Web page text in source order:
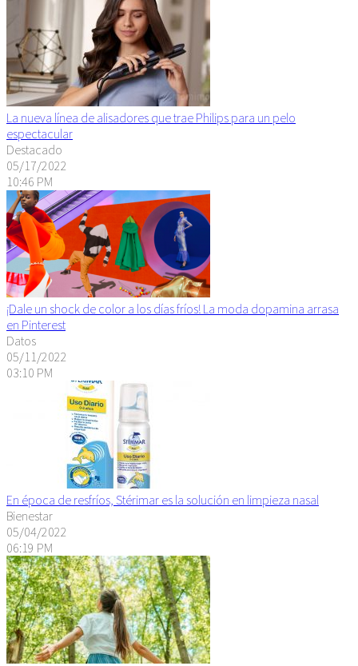
La nueva línea de alisadores que trae Philips para un pelo
espectacular
Destacado
05/17/2022
10:46 PM
¡Dale un shock de color a los días fríos! La moda dopamina arrasa
en Pinterest
Datos
05/11/2022
03:10 PM
En época de resfríos, Stérimar es la solución en limpieza nasal
Bienestar
05/04/2022
06:19 PM